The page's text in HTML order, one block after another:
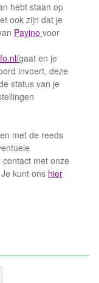
hebt staan op
ook zijn dat je
Payino voor
gaat en je
invoert, deze
status van je
met de reeds
met onze
kunt ons hier